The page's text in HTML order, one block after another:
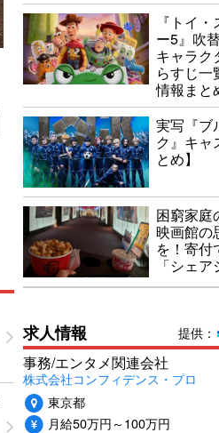
アイ・アム まきもと
U-NEXTで見る
『トイ
ー5』吹
キャラク
らすじ一
情報まと
実写『ブ
ク』キャ
とめ】
困窮家庭
映画館の
を！寄付
「シェア
提供：
求人情報
事務/エンタメ関連会社
株式会社コンフィデンス・プロ
東京都
月給50万円～100万円